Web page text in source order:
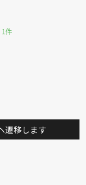
1件
遷移します